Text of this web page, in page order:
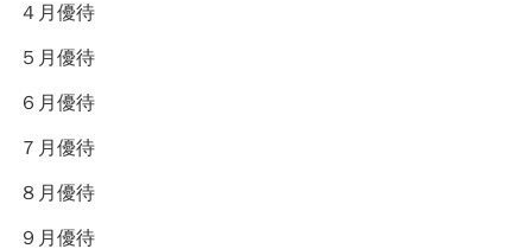
４月優待
５月優待
６月優待
７月優待
８月優待
９月優待